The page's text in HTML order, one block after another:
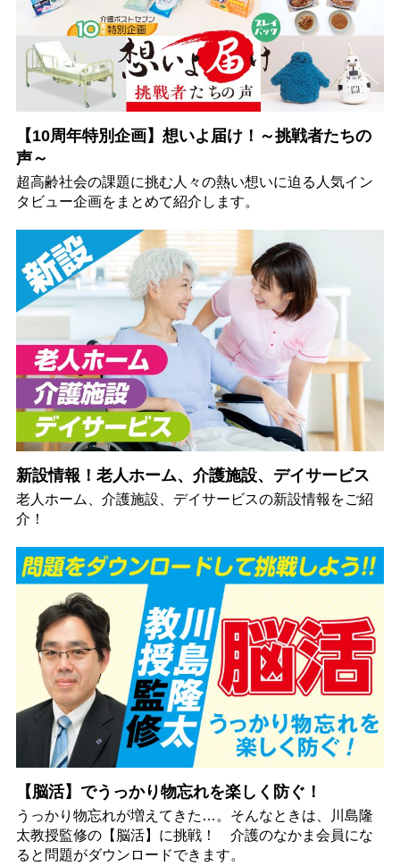
【10周年特別企画】想いよ届け！～挑戦者たちの
声～
超高齢社会の課題に挑む人々の熱い想いに迫る人気イン
タビュー企画をまとめて紹介します。
新設情報！老人ホーム、介護施設、デイサービス
老人ホーム、介護施設、デイサービスの新設情報をご紹
介！
【脳活】でうっかり物忘れを楽しく防ぐ！
うっかり物忘れが増えてきた…。そんなときは、川島隆
太教授監修の【脳活】に挑戦！ 介護のなかま会員にな
ると問題がダウンロードできます。